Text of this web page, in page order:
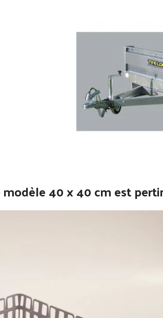
40 x 40 cm est